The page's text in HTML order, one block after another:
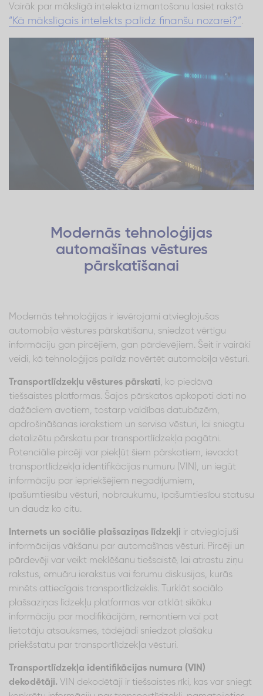
Vairāk par mākslīgā intelekta izmantošanu lasiet rakstā
“Kā mākslīgais intelekts palīdz finanšu nozarei?”.
Modernās tehnoloģijas
automašīnas vēstures
pārskatīšanai
Modernās tehnoloģijas ir ievērojami atvieglojušas
automobiļa vēstures pārskatīšanu, sniedzot vērtīgu
informāciju gan pircējiem, gan pārdevējiem. Šeit ir vairāki
veidi, kā tehnoloģijas palīdz novērtēt automobiļa vēsturi.
Transportlīdzekļu vēstures pārskati, ko piedāvā
tiešsaistes platformas. Šajos pārskatos apkopoti dati no
dažādiem avotiem, tostarp valdības datubāzēm,
apdrošināšanas ierakstiem un servisa vēsturi, lai sniegtu
detalizētu pārskatu par transportlīdzekļa pagātni.
Potenciālie pircēji var piekļūt šiem pārskatiem, ievadot
transportlīdzekļa identifikācijas numuru (VIN), un iegūt
informāciju par iepriekšējiem negadījumiem,
īpašumtiesību vēsturi, nobraukumu, īpašumtiesību statusu
un daudz ko citu.
Internets un sociālie plašsaziņas līdzekļi ir atvieglojuši
informācijas vākšanu par automašīnas vēsturi. Pircēji un
pārdevēji var veikt meklēšanu tiešsaistē, lai atrastu ziņu
rakstus, emuāru ierakstus vai forumu diskusijas, kurās
minēts attiecīgais transportlīdzeklis. Turklāt sociālo
plašsaziņas līdzekļu platformas var atklāt sīkāku
informāciju par modifikācijām, remontiem vai pat
lietotāju atsauksmes, tādējādi sniedzot plašāku
priekšstatu par transportlīdzekļa vēsturi.
Transportlīdzekļa identifikācijas numura (VIN)
dekodētāji. VIN dekodētāji ir tiešsaistes rīki, kas var sniegt